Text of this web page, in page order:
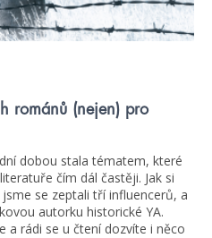
románů (nejen) pro
dobou stala tématem, které
čím dál častěji. Jak si
se zeptali tří influencerů, a
autorku historické YA.
a rádi se u čtení dozvíte i něco